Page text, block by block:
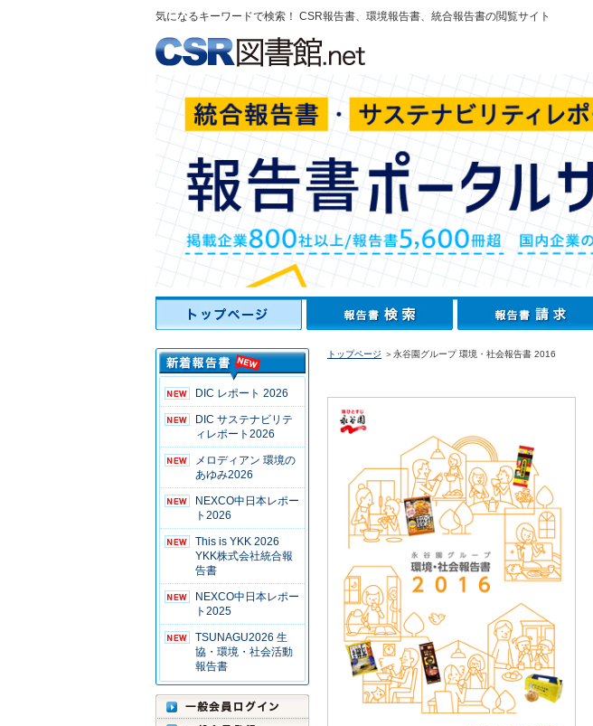
気になるキーワードで検索！ CSR報告書、環境報告書、統合報告書の閲覧サイト
DIC レポート 2026
DIC サステナビリテ
ィレポート2026
メロディアン 環境の
あゆみ2026
NEXCO中日本レポー
ト2026
This is YKK 2026
YKK株式会社統合報
告書
NEXCO中日本レポー
ト2025
TSUNAGU2026 生
協・環境・社会活動
報告書
トップページ ＞永谷園グループ 環境・社会報告書 2016